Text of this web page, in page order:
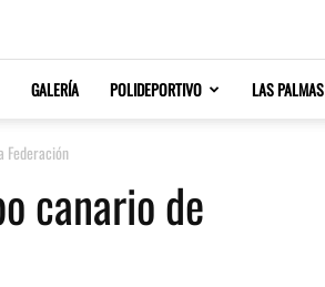
GALERÍA POLIDEPORTIVO LAS PALMAS
Federación
canario de